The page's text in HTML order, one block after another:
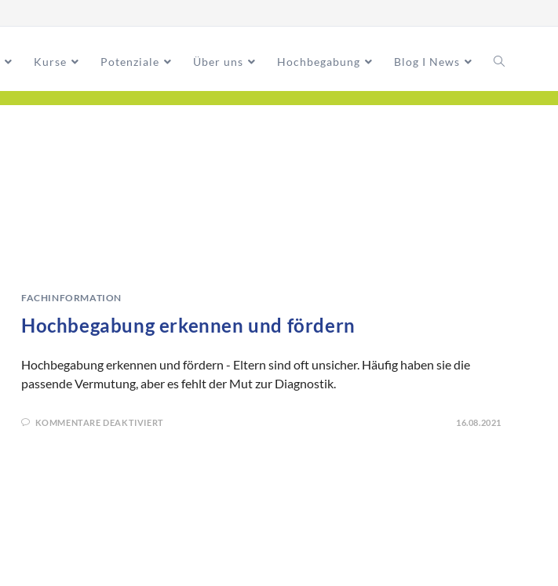
Kurse Potenziale Über uns Hochbegabung Blog I News
FACHINFORMATION
Hochbegabung erkennen und fördern
Hochbegabung erkennen und fördern - Eltern sind oft unsicher. Häufig haben sie die
passende Vermutung, aber es fehlt der Mut zur Diagnostik.
KOMMENTARE DEAKTIVIERT 16.08.2021